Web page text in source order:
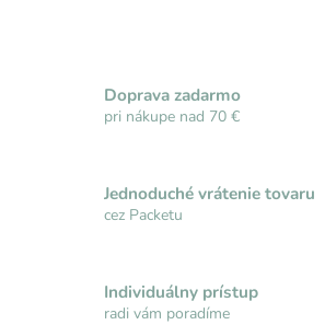
Doprava zadarmo
pri nákupe nad 70 €
Jednoduché vrátenie tovaru
cez Packetu
Individuálny prístup
radi vám poradíme